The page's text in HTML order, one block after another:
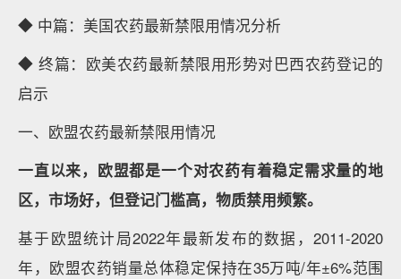
◆ 中篇：美国农药最新禁限用情况分析
◆ 终篇：欧美农药最新禁限用形势对巴西农药登记的
启示
一、欧盟农药最新禁限用情况
一直以来，欧盟都是一个对农药有着稳定需求量的地
区，市场好，但登记门槛高，物质禁用频繁。
基于欧盟统计局2022年最新发布的数据，2011-2020
年，欧盟农药销量总体稳定保持在35万吨/年±6%范围